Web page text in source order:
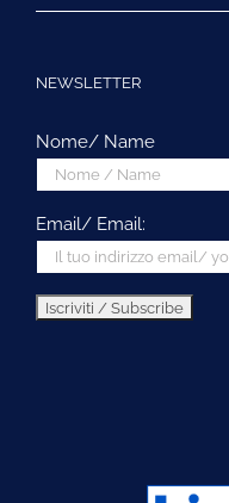
NEWSLETTER
Nome/ Name
Email/ Email: